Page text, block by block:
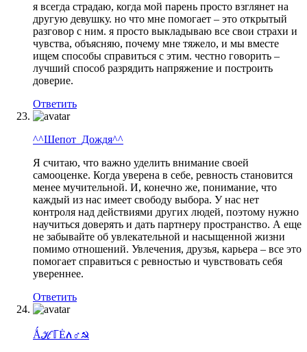
я всегда страдаю, когда мой парень просто взглянет на
другую девушку. но что мне помогает – это открытый
разговор с ним. я просто выкладываю все свои страхи и
чувства, объясняю, почему мне тяжело, и мы вместе
ищем способы справиться с этим. честно говорить –
лучший способ разрядить напряжение и построить
доверие.
Ответить
^^Шепот_Дождя^^
Я считаю, что важно уделить внимание своей
самооценке. Когда уверена в себе, ревность становится
менее мучительной. И, конечно же, понимание, что
каждый из нас имеет свободу выбора. У нас нет
контроля над действиями других людей, поэтому нужно
научиться доверять и дать партнеру пространство. А еще
не забывайте об увлекательной и насыщенной жизни
помимо отношений. Увлечения, друзья, карьера – все это
помогает справиться с ревностью и чувствовать себя
увереннее.
Ответить
ǺℋℾĖለ♂☭